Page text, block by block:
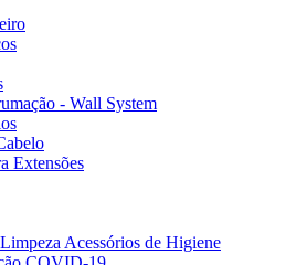
- Wall System
Extensões
Acessórios de Higiene